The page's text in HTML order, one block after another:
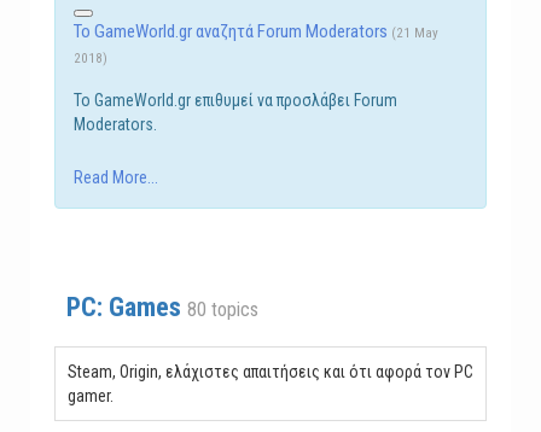
Το GameWorld.gr αναζητά Forum Moderators (21 May
2018)
Το GameWorld.gr επιθυμεί να προσλάβει Forum
Moderators.
Read More...
PC: Games 80 topics
Steam, Origin, ελάχιστες απαιτήσεις και ότι αφορά τον PC
gamer.